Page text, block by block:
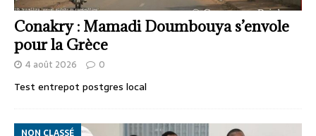
Conakry : Mamadi Doumbouya s’envole
pour la Grèce
4 août 2026 0
Test entrepot postgres local